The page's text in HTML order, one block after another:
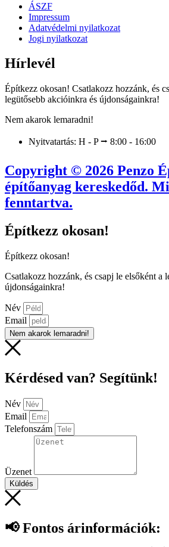
ÁSZF
Impressum
Adatvédelmi nyilatkozat
Jogi nyilatkozat
Hírlevél
Építkezz okosan! Csatlakozz hozzánk, és
legütősebb akcióinkra és újdonságainkra!
Nem akarok lemaradni!
Nyitvatartás: H - P ⭢ 8:00 - 16:00
Copyright © 2026 Penzo
építőanyag kereskedőd.
fenntartva.
Építkezz okosan!
Építkezz okosan!
Csatlakozz hozzánk, és csapj le elsőként a
újdonságainkra!
Név
Email
Nem akarok lemaradni!
Kérdésed van? Segítünk!
Név
Email
Telefonszám
Üzenet
Küldés
📢 Fontos árinformációk: